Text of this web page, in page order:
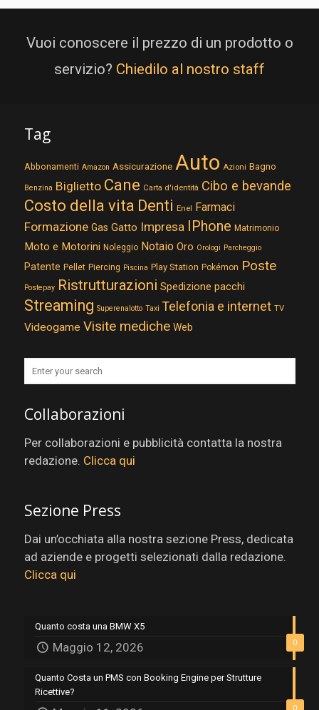
Vuoi conoscere il prezzo di un prodotto o
servizio? Chiedilo al nostro staff
Tag
Abbonamenti Amazon Assicurazione Auto Azioni Bagno
Benzina Biglietto Cane Carta d'identità Cibo e bevande
Costo della vita Denti Enel Farmaci
Formazione Gas Gatto Impresa IPhone Matrimonio
Moto e Motorini Noleggio Notaio Oro Orologi Parcheggio
Patente Pellet Piercing Piscina Play Station Pokémon Poste
Postepay Ristrutturazioni Spedizione pacchi
Streaming Superenalotto Taxi Telefonia e internet TV
Videogame Visite mediche Web
Collaborazioni
Per collaborazioni e pubblicità contatta la nostra
redazione. Clicca qui
Sezione Press
Dai un’occhiata alla nostra sezione Press, dedicata
ad aziende e progetti selezionati dalla redazione.
Clicca qui
0
Quanto costa una BMW X5
Maggio 12, 2026
0
Quanto Costa un PMS con Booking Engine per Strutture
Ricettive?